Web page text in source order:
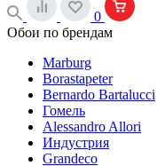
0
Обои по брендам
Marburg
Borastapeter
Bernardo Bartalucci
Гомель
Alessandro Allori
Индустрия
Grandeco